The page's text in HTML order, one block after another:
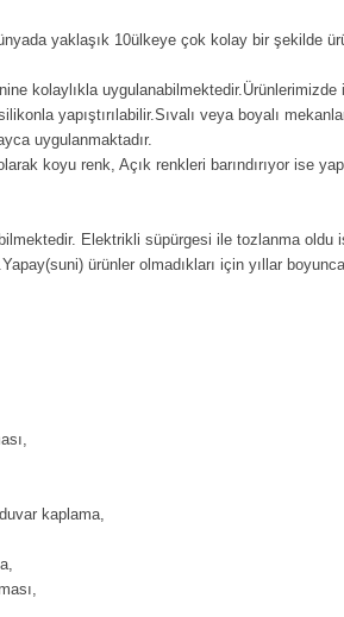
yaklaşık 10ülkeye çok kolay bir şekilde
kolaylıkla uygulanabilmektedir.Ürünlerimizde
yapıştırılabilir.Sıvalı veya boyalı
uygulanmaktadır.
koyu renk, Açık renkleri barındırıyor ise
Elektrikli süpürgesi ile tozlanma oldu
ürünler olmadıkları için yıllar
kaplama,